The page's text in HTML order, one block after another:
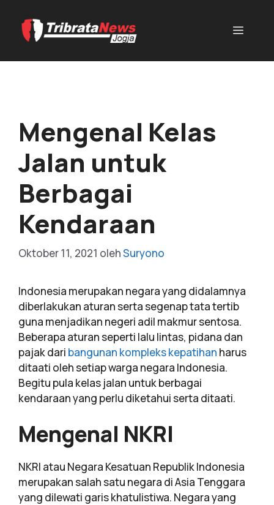
Mengenal Kelas
Jalan untuk
Berbagai
Kendaraan
Oktober 11, 2021 olehSuryono
Indonesia merupakan negara yang didalamnya
diberlakukan aturan serta segenap tata tertib
guna menjadikan negeri adil makmur sentosa.
Beberapa aturan seperti lalu lintas, pidana dan
pajak dari bangunan kompleks kepatihan harus
ditaati oleh setiap warga negara Indonesia.
Begitu pula kelas jalan untuk berbagai
kendaraan yang perlu diketahui serta ditaati.
Mengenal NKRI
NKRI atau Negara Kesatuan Republik Indonesia
merupakan salah satu negara di Asia Tenggara
yang dilewati garis khatulistiwa. Negara yang